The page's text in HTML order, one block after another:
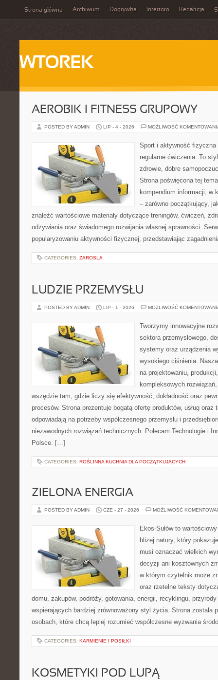
Strona główna Archiwum Dogrywka Intertoto Redakcja
WTOREK
AEROBIK I FITNESS GRUPOWY
POSTED BY ADMIN LIP - 4 - 2026 MOŻLIWOŚĆ
Sport i aktywność
regularne ćwiczenia. To
zdrowie, dobre
Strona poświęcona tej
kompendium informacji, w
– zarówno początkujący,
znaleźć wartościowe materiały dotyczące treningów, ćwiczeń,
odżywiania oraz świadomego rozwijania własnej sprawności.
popularyzowaniu aktywności fizycznej, przedstawiając
CATEGORIES: ZAROSLA
LUDZIE PRZEMYSŁU
POSTED BY ADMIN LIP - 1 - 2026 MOŻLIWOŚĆ
Tworzymy innowacyjne
sektora przemysłowego,
systemy oraz urządzenia
wysokiego ciśnienia.
na projektowaniu,
kompleksowych
wszędzie tam, gdzie liczy się efektywność, dokładność oraz
procesów. Strona prezentuje bogatą ofertę produktów, usług oraz
odpowiadają na potrzeby współczesnego przemysłu i
niezawodnych rozwiązań technicznych. Polecam Technologie i
Polsce. […]
CATEGORIES: ROŚLINNA KUCHNIA DLA POCZĄTKUJĄCYCH
ZIELONA ENERGIA
POSTED BY ADMIN CZE - 27 - 2026 MOŻLIWOŚĆ
Ekos-Sułów to
bliżej natury, który
musi oznaczać wielkich
decyzji ani kosztownych
w którym czytelnik może
oraz rzetelne teksty
domu, zakupów, podróży, gotowania, energii, recyklingu,
wspierających bardziej zrównoważony styl życia. Strona została
osobach, które chcą lepiej rozumieć współczesne wyzwania
CATEGORIES: KARMIENIE I POSIŁKI
KOSMETYKI POD LUPĄ